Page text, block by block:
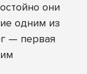
они
одним из
— первая